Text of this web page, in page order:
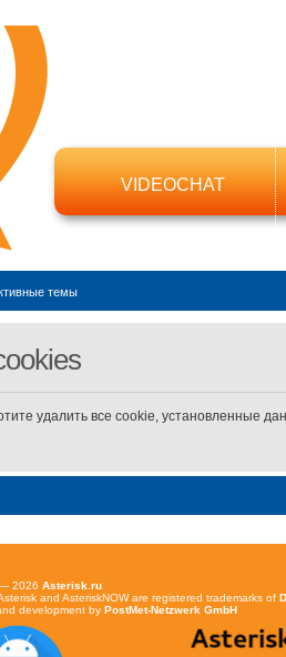
VIDEOCHAT
темы
удалить все cookie, установленные
2026 Asterisk.ru
and AsteriskNOW are registered trademarks of
development by PostMet-Netzwerk GmbH